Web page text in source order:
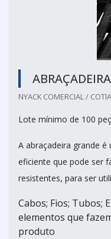
NYACK COMERCIAL /
Lote mínimo de 100
A abraçadeira grande
eficiente que pode ser
resistentes, para ser
Cabos; Fios; Tubos;
elementos que
produto